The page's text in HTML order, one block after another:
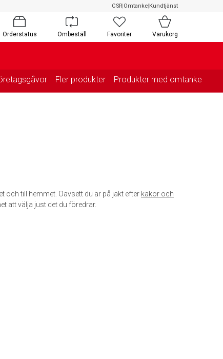
CSR|Omtanke|Kundtjänst
Orderstatus Ombeställ Favoriter Varukorg
Fler produkter Produkter med omtanke
till hemmet. Oavsett du är på jakt efter kakor och
att välja just det du föredrar.